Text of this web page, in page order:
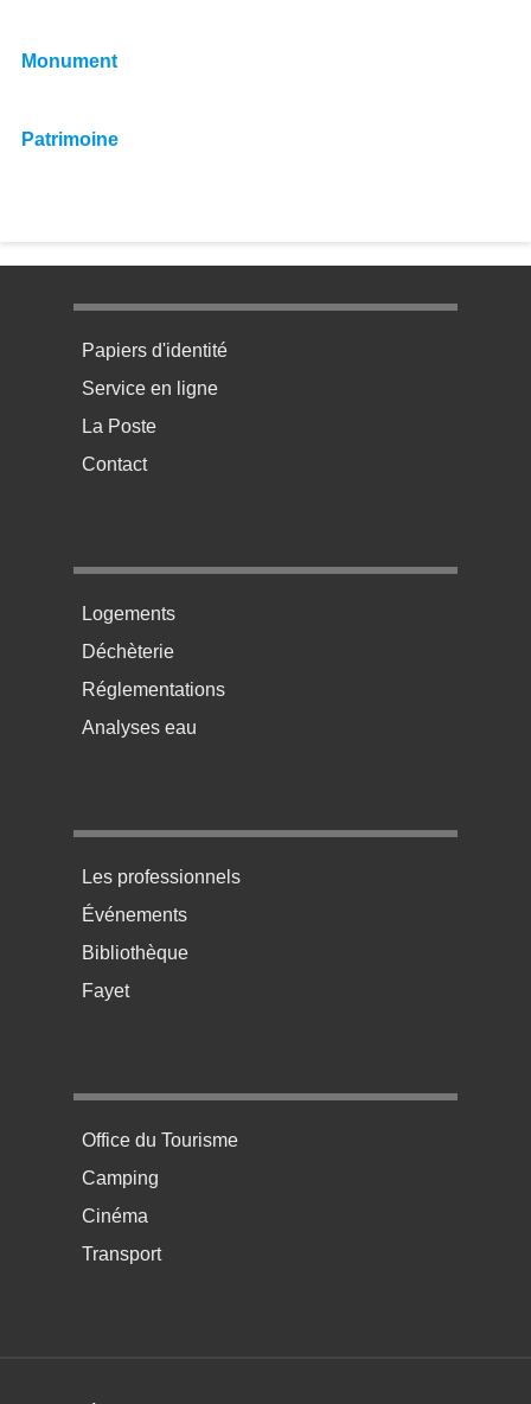
Monument
Patrimoine
Menu pratique bas de page 1
Papiers d'identité
Service en ligne
La Poste
Contact
Menu pratique bas de page 2
Logements
Déchèterie
Réglementations
Analyses eau
Menu pratique bas de page 3
Les professionnels
Événements
Bibliothèque
Fayet
Menu pratique bas de page 4
Office du Tourisme
Camping
Cinéma
Transport